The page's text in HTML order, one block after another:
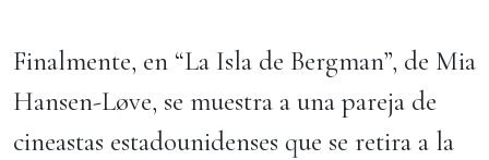
Finalmente, en “La Isla de Bergman”, de Mia
Hansen-Løve, se muestra a una pareja de
cineastas estadounidenses que se retira a la